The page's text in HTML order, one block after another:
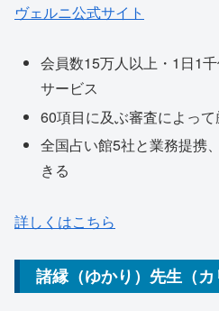
ヴェルニ公式サイト
会員数15万人以上・1日1
サービス
60項目に及ぶ審査によっ
全国占い館5社と業務提携
きる
詳しくはこちら
諸縁（ゆかり）先生（カ